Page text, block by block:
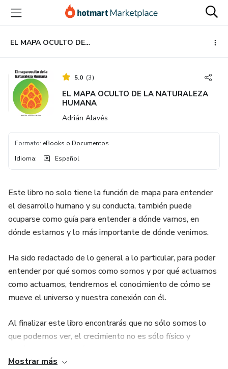
principal
página
de
página
EL MAPA OCULTO DE LA NATURALEZA HUMANA
5.0 (3)
EL MAPA OCULTO DE LA NATURALEZA
HUMANA
Adrián Alavés
Formato: eBooks o Documentos
Idioma: Español
Este libro no solo tiene la función de mapa para entender
el desarrollo humano y su conducta, también puede
ocuparse como guía para entender a dónde vamos, en
dónde estamos y lo más importante de dónde venimos.
Ha sido redactado de lo general a lo particular, para poder
entender por qué somos como somos y por qué actuamos
como actuamos, tendremos el conocimiento de cómo se
mueve el universo y nuestra conexión con él.
Al finalizar este libro encontrarás que no sólo somos lo
que podemos ver, el crecimiento no es sólo físico y
colectivo, de adentro hacia afuera. Hasta llegar a encontrar
Mostrar más